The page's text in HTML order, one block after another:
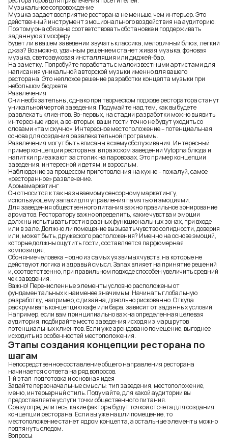
Музыкальное сопровождение
Музыка задает восприятие ресторана не меньше, чем интерьер. Это
действенный инструмент эмоционального воздействия на аудиторию.
Поэтому она обязана соответствовать обстановке и поддерживать
заданную атмосферу.
Будет ли в вашем заведении звучать классика, мелодичный блюз, легкий
джаз? Возможно, удачным решением станет живая музыка, фоновая
музыка, светозвуковая инсталляция или диджей-бар.
На заметку. Попробуйте поработать с малоизвестными артистами для
написания уникальной авторской музыки именно для вашего
ресторана. Это неплохое решение разработки концепта музыки при
небольшом бюджете.
Развлечения
Они необязательны, однако при творческом подходе ресторатора станут
уникальной чертой заведения. Подумайте над тем, как вы будете
развлекать клиентов. Во-первых, на стадии разработки можно выявить
интересные идеи, а во-вторых, ваши гости точно не будут уходить со
словами «там скучно». Интересное местоположение – потенциальная
основа для создания развлекательной программы.
Развлечения могут быть вписаны в схему обслуживания. Интересный
пример концепции ресторана: в пражском заведении Vytopna блюда и
напитки приезжают за столик на паровозах. Это пример концепции
заведения, интересной и детям, и взрослым.
Наблюдение за процессом приготовления на кухне– пожалуй, самое
«ресторанное» развлечение.
Аромамаркетинг
Он относится к так называемому сенсорному маркетингу,
использующему запахи для управления памятью и эмоциями.
Для заведения общественного питания важно правильное зонирование
ароматов. Ресторатору важно определить, какие чувства и эмоции
должны испытывать гости в разных функциональных зонах, при входе
или в зале. Должно ли помещение вызывать чувство солидности, доверия
или, может быть, дружеского расположения? Именно на основе эмоций,
которые должны ощутить гости, составляется парфюмерная
композиция.
Обоняние человека – одно из самых уязвимых чувств, на которые не
действуют логика и здравый смысл. Запах влияет на принятие решений
и, соответственно, при правильном подходе способен увеличить средний
чек заведения.
Важно! Перечисленные элементы условно расположены от
фундаментальных к наименее значимым. Начинать глобальную
разработку, например, с дизайна, довольно рискованно. Откуда
раскручиватьконцепцию кафеили бара, зависит от заданных условий.
Например, если вам принципиально важна определенная целевая
аудитория, подбирайте местозаведения исходя из маршрутов
потенциальныхклиентов. Если уже арендовано помещение, выгоднее
исходить из особенностей местоположения.
Этапы создания концепции ресторана по
шагам
Непосредственное составление общего направления ресторана
начинается с ответа на ряд вопросов.
1-й этап: подготовка и основная идея
Задайте первоначальные смыслы: тип заведения, местоположение,
меню, интерьерный стиль. Подумайте, для какой аудитории вы
предоставляете услуги точки общественного питания.
Сразу определитесь, какие факторы будут точкой отсчета для создания
концепции ресторана. Если вы уже нашли помещение, то
местоположение станет ядром концепта, а остальные элементы можно
подтянуть следом.
Вопросы: